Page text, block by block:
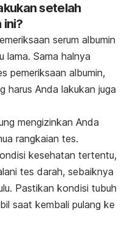
setelah
ini?
serum albumin
lama. Sama halnya
pemeriksaan albumin,
harus Anda lakukan juga
mengizinkan Anda
rangkaian tes.
kesehatan tertentu,
tes darah, sebaiknya
Pastikan kondisi tubuh
saat kembali pulang ke